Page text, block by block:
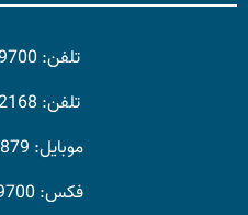
تلفن: 44719700-021
تلفن: 44702168-021
موبایل: 09126036879
فکس: 44719700-021